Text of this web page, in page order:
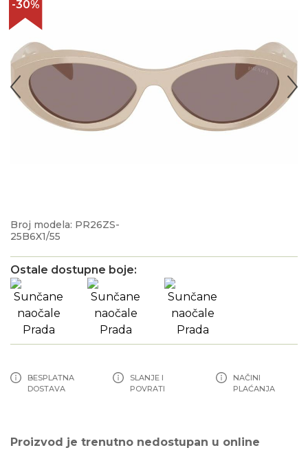
-30%
Broj modela: PR26ZS-
25B6X1/55
Ostale dostupne boje:
BESPLATNA
DOSTAVA
SLANJE I
POVRATI
NAČINI
PLAĆANJA
Proizvod je trenutno nedostupan u online